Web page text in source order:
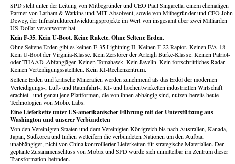
SPD steht unter der Leitung von Mitbegründer und CEO Paul Singarella, einem ehemaligen
Partner von Latham & Watkins und MIT-Absolvent, sowie von Mitbegründer und CFO John
Dewey, der Infrastrukturentwicklungsprojekte im Wert von insgesamt über zwei Milliarden
US-Dollar verantwortet hat.
Kein F-35. Kein U-Boot. Keine Rakete. Ohne Seltene Erden.
Ohne Seltene Erden gibt es keinen F-35 Lightning II. Keinen F-22 Raptor. Keinen F/A-18.
Kein U-Boot der Virginia-Klasse. Kein Zerstörer der Arleigh Burke-Klasse. Keinen Patriot-
oder THAAD-Abfangjäger. Keinen Tomahawk. Kein Javelin. Kein fortschrittliches Radar.
Keinen Verteidigungssatelliten. Kein KI-Rechenzentrum.
Seltene Erden und kritische Mineralien werden zunehmend als das Erdöl der modernen
Verteidigungs-, Luft- und Raumfahrt-, KI- und hochentwickelten industriellen Wirtschaft
erachtet - und genau jene Plattformen, die von ihnen abhängig sind, nutzen bereits heute
Technologien von Mobix Labs.
Eine Lieferkette unter US-amerikanischer Führung mit der Unterstützung aus
Washington und unserer Verbündeten
Von den Vereinigten Staaten und dem Vereinigten Königreich bis nach Australien, Kanada,
Japan, Südkorea und Indien wetteifern die verbündeten Nationen um den Aufbau
unabhängiger, nicht von China kontrollierter Lieferketten für strategische Materialien. Der
geplante Zusammenschluss von Mobix und SPD würde sich unmittelbar im Zentrum dieser
Transformation befinden.